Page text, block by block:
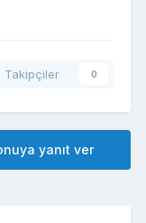
Takipçiler 0
yanıt ver